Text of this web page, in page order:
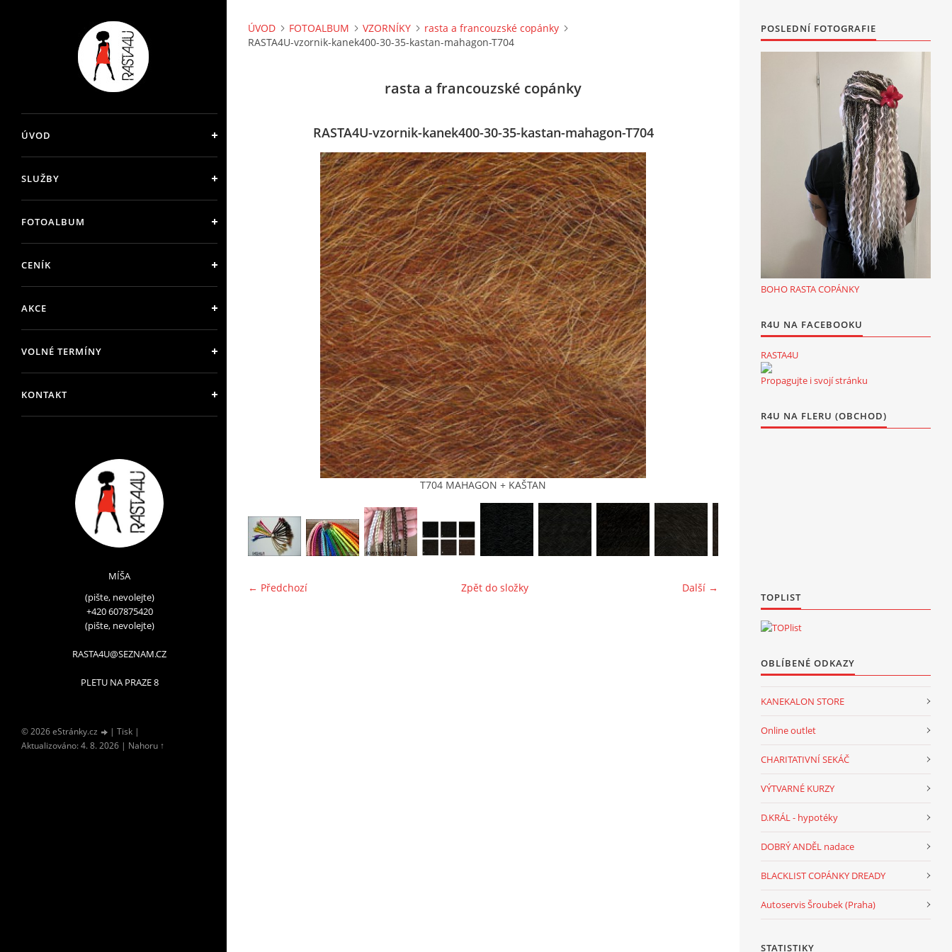
ÚVOD
SLUŽBY
FOTOALBUM
CENÍK
AKCE
VOLNÉ TERMÍNY
KONTAKT
MÍŠA
(pište, nevolejte)
+420 607875420
(pište, nevolejte)
RASTA4U@SEZNAM.CZ
PLETU NA PRAZE 8
© 2026 eStránky.cz | Tisk |
Aktualizováno: 4. 8. 2026 | Nahoru ↑
ÚVOD FOTOALBUM VZORNÍKY
rasta a francouzské copánky
RASTA4U-vzornik-kanek400-30-35-kastan-mahagon-T704
rasta a francouzské copánky
RASTA4U-vzornik-kanek400-30-35-kastan-mahagon-T704
T704 MAHAGON + KAŠTAN
← Předchozí Další →
Zpět do složky
POSLEDNÍ FOTOGRAFIE
BOHO RASTA COPÁNKY
R4U NA FACEBOOKU
RASTA4U
Propagujte i svojí stránku
R4U NA FLERU (OBCHOD)
TOPLIST
OBLÍBENÉ ODKAZY
KANEKALON STORE
Online outlet
CHARITATIVNÍ SEKÁČ
VÝTVARNÉ KURZY
D.KRÁL - hypotéky
DOBRÝ ANDĚL nadace
BLACKLIST COPÁNKY DREADY
Autoservis Šroubek (Praha)
STATISTIKY